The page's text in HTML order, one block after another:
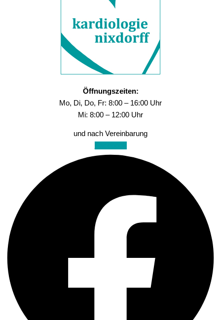
Öffnungszeiten:
Mo, Di, Do, Fr: 8:00 – 16:00 Uhr
Mi: 8:00 – 12:00 Uhr
und nach Vereinbarung